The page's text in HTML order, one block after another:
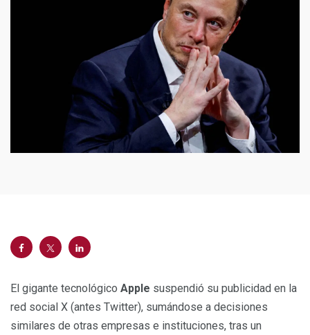
El gigante tecnológico Apple suspendió su publicidad en la
red social X (antes Twitter), sumándose a decisiones
similares de otras empresas e instituciones, tras un